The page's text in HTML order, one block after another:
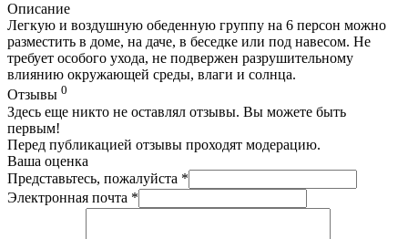
Описание
Легкую и воздушную обеденную группу на 6 персон можно
разместить в доме, на даче, в беседке или под навесом. Не
требует особого ухода, не подвержен разрушительному
влиянию окружающей среды, влаги и солнца.
Отзывы 0
Здесь еще никто не оставлял отзывы. Вы можете быть
первым!
Перед публикацией отзывы проходят модерацию.
Ваша оценка
Представьтесь, пожалуйста *
Электронная почта *